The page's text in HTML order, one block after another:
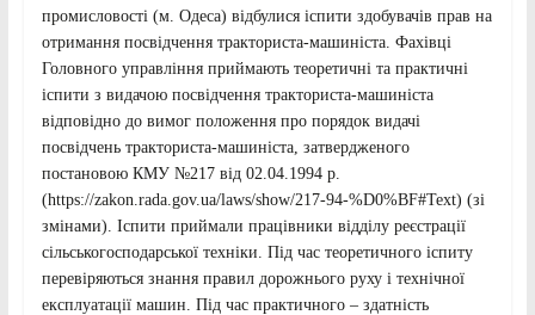
промисловості (м. Одеса) відбулися іспити здобувачів прав на
отримання посвідчення тракториста-машиніста. Фахівці
Головного управління приймають теоретичні та практичні
іспити з видачою посвідчення тракториста-машиніста
відповідно до вимог положення про порядок видачі
посвідчень тракториста-машиніста, затвердженого
постановою КМУ №217 від 02.04.1994 р.
(https://zakon.rada.gov.ua/laws/show/217-94-%D0%BF#Text) (зі
змінами). Іспити приймали працівники відділу реєстрації
сільськогосподарської техніки. Під час теоретичного іспиту
перевіряються знання правил дорожнього руху і технічної
експлуатації машин. Під час практичного – здатність